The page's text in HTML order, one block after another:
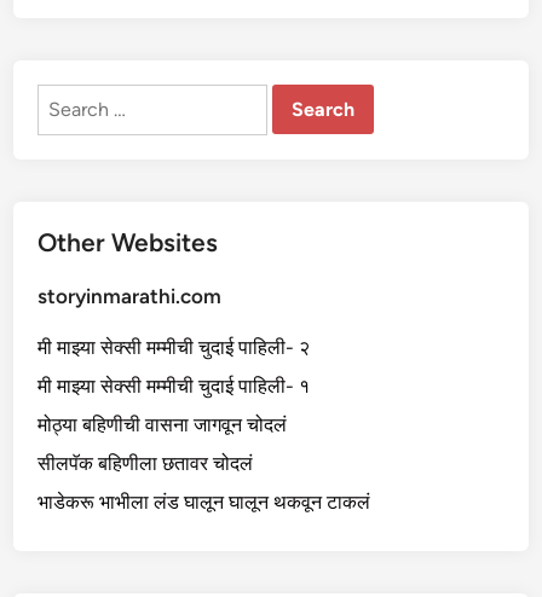
Search
Other Websites
storyinmarathi.com
मी माझ्या सेक्सी मम्मीची चुदाई पाहिली- २
मी माझ्या सेक्सी मम्मीची चुदाई पाहिली- १
मोठ्या बहिणीची वासना जागवून चोदलं
सीलपॅक बहिणीला छतावर चोदलं
भाडेकरू भाभीला लंड घालून घालून थकवून टाकलं